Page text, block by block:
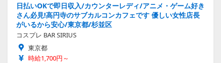
日払いOKで即日収入/カウンターレディ/アニメ・ゲーム好き
さん必見!高円寺のサブカルコンカフェです 優しい女性店長
がいるから安心/東京都/杉並区
コスプレ BAR SIRIUS
東京都
時給1,700円～